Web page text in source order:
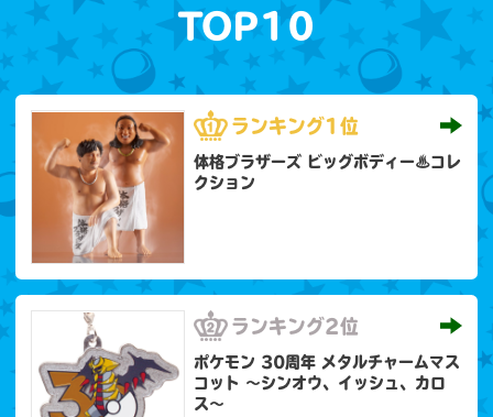
TOP10
ランキング1位
体格ブラザーズ ビッグボディー♨コレ
クション
ランキング2位
ポケモン 30周年 メタルチャームマス
コット 〜シンオウ、イッシュ、カロ
ス〜